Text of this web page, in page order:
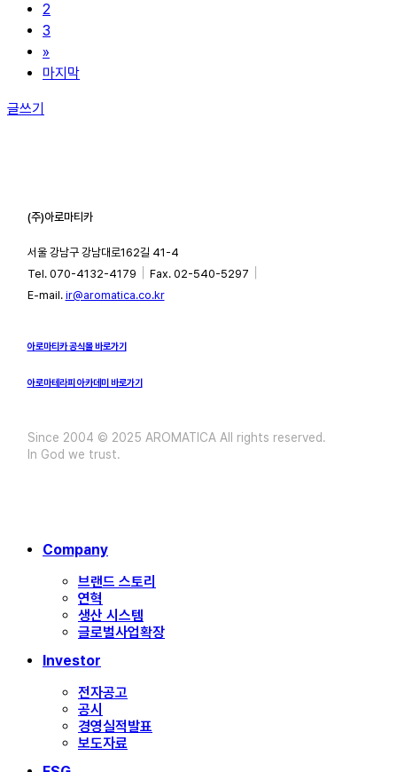
2
3
»
마지막
글쓰기
(주)아로마티카
서울 강남구 강남대로162길 41-4
Tel. 070-4132-4179
Fax. 02-540-5297
E-mail. ir@aromatica.co.kr
아로마티카 공식몰 바로가기
아로마테라피 아카데미 바로가기
Since 2004 © 2025 AROMATICA All rights reserved.
In God we trust.
Close
Company
브랜드 스토리
연혁
생산 시스템
글로벌사업확장
Investor
전자공고
공시
경영실적발표
보도자료